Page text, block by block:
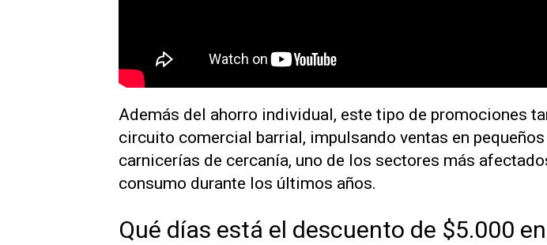
Además del ahorro individual, este tipo de promociones
circuito comercial barrial, impulsando ventas en
carnicerías de cercanía, uno de los sectores más
consumo durante los últimos años.
Qué días está el descuento de $5.000